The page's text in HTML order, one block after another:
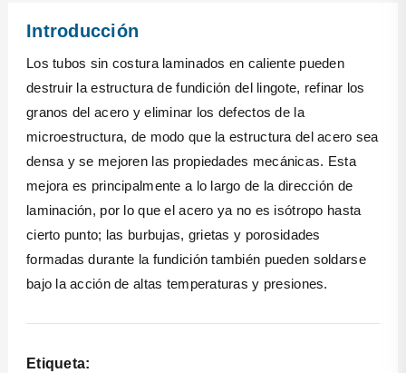
Introducción
Los tubos sin costura laminados en caliente pueden
destruir la estructura de fundición del lingote, refinar los
granos del acero y eliminar los defectos de la
microestructura, de modo que la estructura del acero sea
densa y se mejoren las propiedades mecánicas. Esta
mejora es principalmente a lo largo de la dirección de
laminación, por lo que el acero ya no es isótropo hasta
cierto punto; las burbujas, grietas y porosidades
formadas durante la fundición también pueden soldarse
bajo la acción de altas temperaturas y presiones.
Etiqueta: